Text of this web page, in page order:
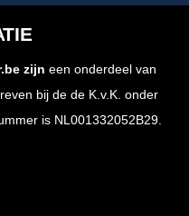
zijn een onderdeel van
bij de de K.v.K. onder
is NL001332052B29.